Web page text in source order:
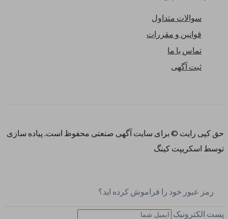
سوالات متداول
قوانین و مقررات
تماس با ما
ثبت آگهی
حق کپی رایت © برای سایت آگهی صنعتی محفوظ است. پیاده سازی
توسط اسکریپت کینگ
رمز عبور خود را فراموش کرده اید؟
پست الکترونیک